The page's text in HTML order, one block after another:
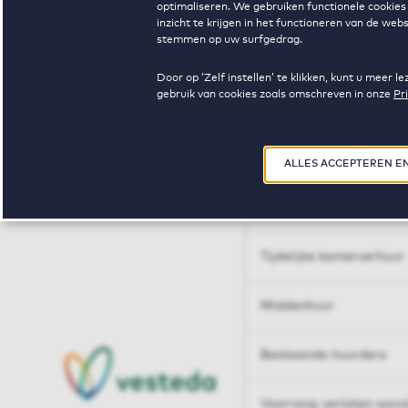
optimaliseren. We gebruiken functionele
inzicht te krijgen in het functioneren van de
stemmen op uw surfgedrag.
Door op ‘Zelf instellen’ te klikken, kunt u meer
gebruik van cookies zoals omschreven in onze
ALLES ACCEPTEREN
Huren op maat
Tijdelijke kamerverhuur
Middenhuur
Bestaande huurders
Voorrang verlaten